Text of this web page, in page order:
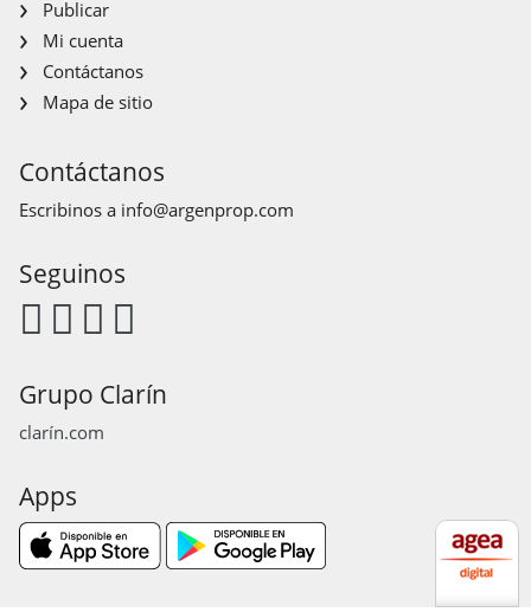
Publicar
Mi cuenta
Contáctanos
Mapa de sitio
Contáctanos
Escribinos a info@argenprop.com
Seguinos
Grupo Clarín
clarín.com
Apps